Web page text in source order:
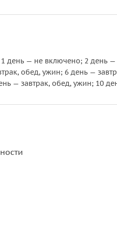
день — не включено; 2 день
обед, ужин; 6 день —
— завтрак, обед, ужин; 10